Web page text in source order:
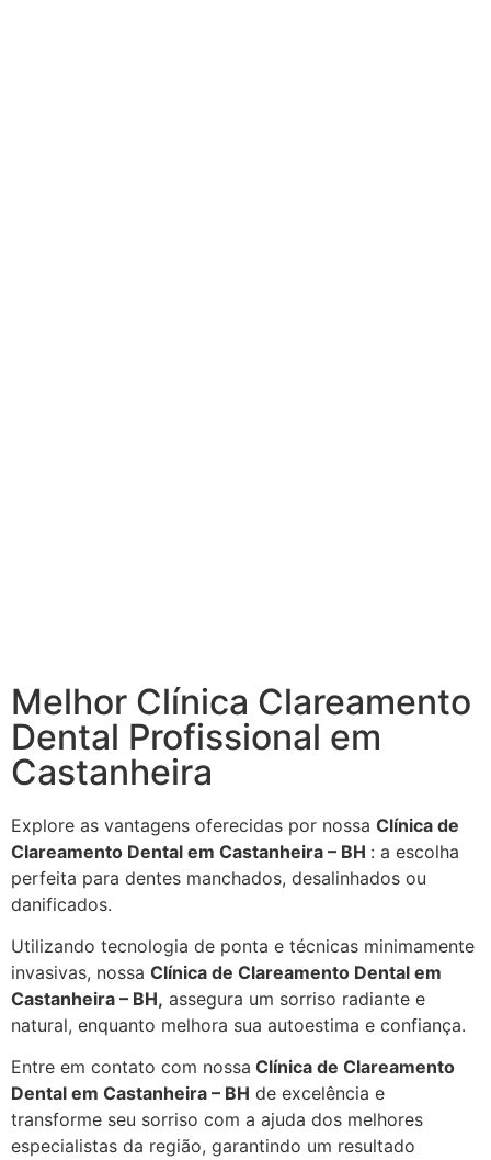
Melhor Clínica Clareamento
Dental Profissional em
Castanheira
Explore as vantagens oferecidas por nossa Clínica de
Clareamento Dental em Castanheira – BH : a escolha
perfeita para dentes manchados, desalinhados ou
danificados.
Utilizando tecnologia de ponta e técnicas minimamente
invasivas, nossa Clínica de Clareamento Dental em
Castanheira – BH, assegura um sorriso radiante e
natural, enquanto melhora sua autoestima e confiança.
Entre em contato com nossa Clínica de Clareamento
Dental em Castanheira – BH de excelência e
transforme seu sorriso com a ajuda dos melhores
especialistas da região, garantindo um resultado